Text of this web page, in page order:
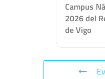
Campus
2026 del
de Vigo